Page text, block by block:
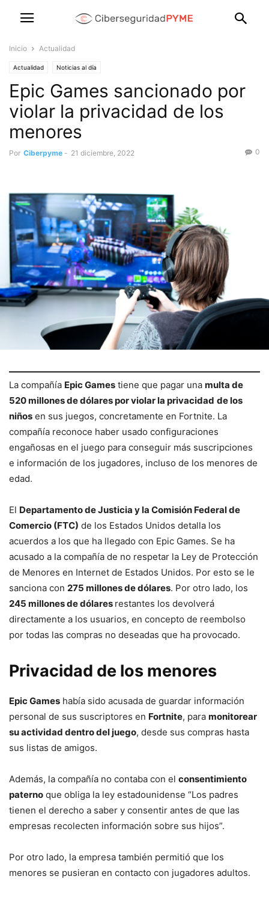
Inicio Actualidad
Actualidad Noticias al día
Epic Games sancionado por
violar la privacidad de los
menores
Por Ciberpyme - 21 diciembre, 2022 0
La compañía Epic Games tiene que pagar una multa de
520 millones de dólares por violar la privacidad de los
niños en sus juegos, concretamente en Fortnite. La
compañía reconoce haber usado configuraciones
engañosas en el juego para conseguir más suscripciones
e información de los jugadores, incluso de los menores de
edad.
El Departamento de Justicia y la Comisión Federal de
Comercio (FTC) de los Estados Unidos detalla los
acuerdos a los que ha llegado con Epic Games. Se ha
acusado a la compañía de no respetar la Ley de Protección
de Menores en Internet de Estados Unidos. Por esto se le
sanciona con 275 millones de dólares. Por otro lado, los
245 millones de dólares restantes los devolverá
directamente a los usuarios, en concepto de reembolso
por todas las compras no deseadas que ha provocado.
Privacidad de los menores
Epic Games había sido acusada de guardar información
personal de sus suscriptores en Fortnite, para monitorear
su actividad dentro del juego, desde sus compras hasta
sus listas de amigos.
Además, la compañía no contaba con el consentimiento
paterno que obliga la ley estadounidense “Los padres
tienen el derecho a saber y consentir antes de que las
empresas recolecten información sobre sus hijos”.
Por otro lado, la empresa también permitió que los
menores se pusieran en contacto con jugadores adultos.